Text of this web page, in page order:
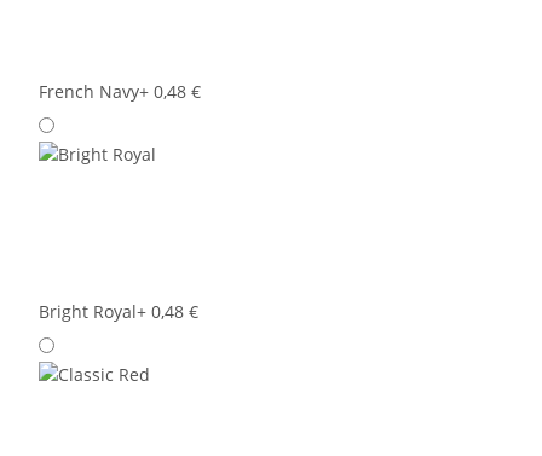
French Navy+ 0,48 €
Bright Royal+ 0,48 €